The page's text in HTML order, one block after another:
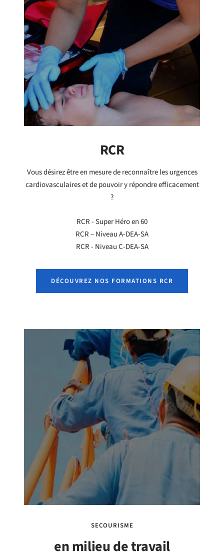
RCR
Vous désirez être en mesure de reconnaître les urgences
cardiovasculaires et de pouvoir y répondre efficacement
?
RCR - Super Héro en 60
RCR – Niveau A-DEA-SA
RCR - Niveau C-DEA-SA
DÉCOUVREZ NOS FORMATIONS RCR
SECOURISME
en milieu de travail